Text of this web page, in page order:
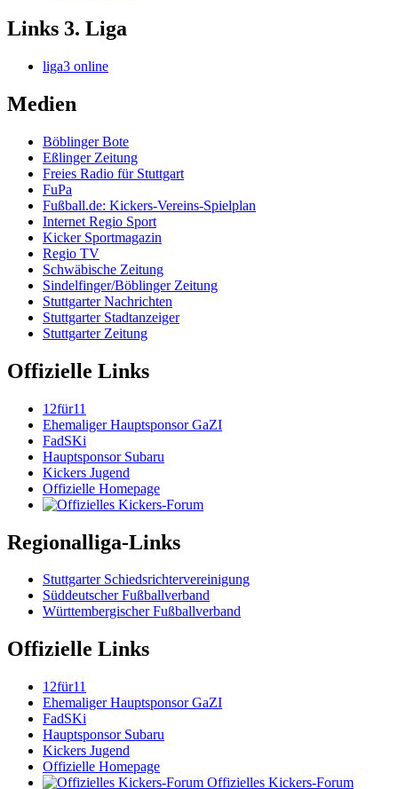
Links 3. Liga
liga3 online
Medien
Böblinger Bote
Eßlinger Zeitung
Freies Radio für Stuttgart
FuPa
Fußball.de: Kickers-Vereins-Spielplan
Internet Regio Sport
Kicker Sportmagazin
Regio TV
Schwäbische Zeitung
Sindelfinger/Böblinger Zeitung
Stuttgarter Nachrichten
Stuttgarter Stadtanzeiger
Stuttgarter Zeitung
Offizielle Links
12für11
Ehemaliger Hauptsponsor GaZI
FadSKi
Hauptsponsor Subaru
Kickers Jugend
Offizielle Homepage
Regionalliga-Links
Stuttgarter Schiedsrichtervereinigung
Süddeutscher Fußballverband
Württembergischer Fußballverband
Offizielle Links
12für11
Ehemaliger Hauptsponsor GaZI
FadSKi
Hauptsponsor Subaru
Kickers Jugend
Offizielle Homepage
Offizielles Kickers-Forum